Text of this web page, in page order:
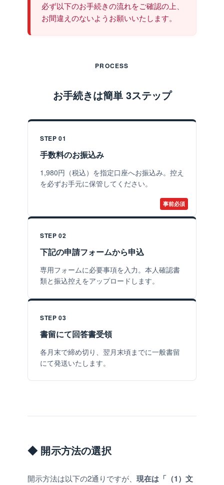
必ず以下のお手続きの流れをご確認の上、
お間違えのないようお願いいたします。
PROCESS
お手続きは簡単 3ステップ
STEP 01
手数料のお振込み
1,980円（税込）を指定口座へお振込み。控え
を必ずお手元に保管してください。
事前必須
STEP 02
下記の申請フォームから申込
専用フォームに必要事項を入力。本人確認書
類と振込控えをアップロードします。
STEP 03
書留にて回答書受領
各月末で締め切り、翌月末頃までに一般書留
にて発送いたします。
◆ 開示方法の選択
開示方法は以下の2通りですが、 現在は「（1）文